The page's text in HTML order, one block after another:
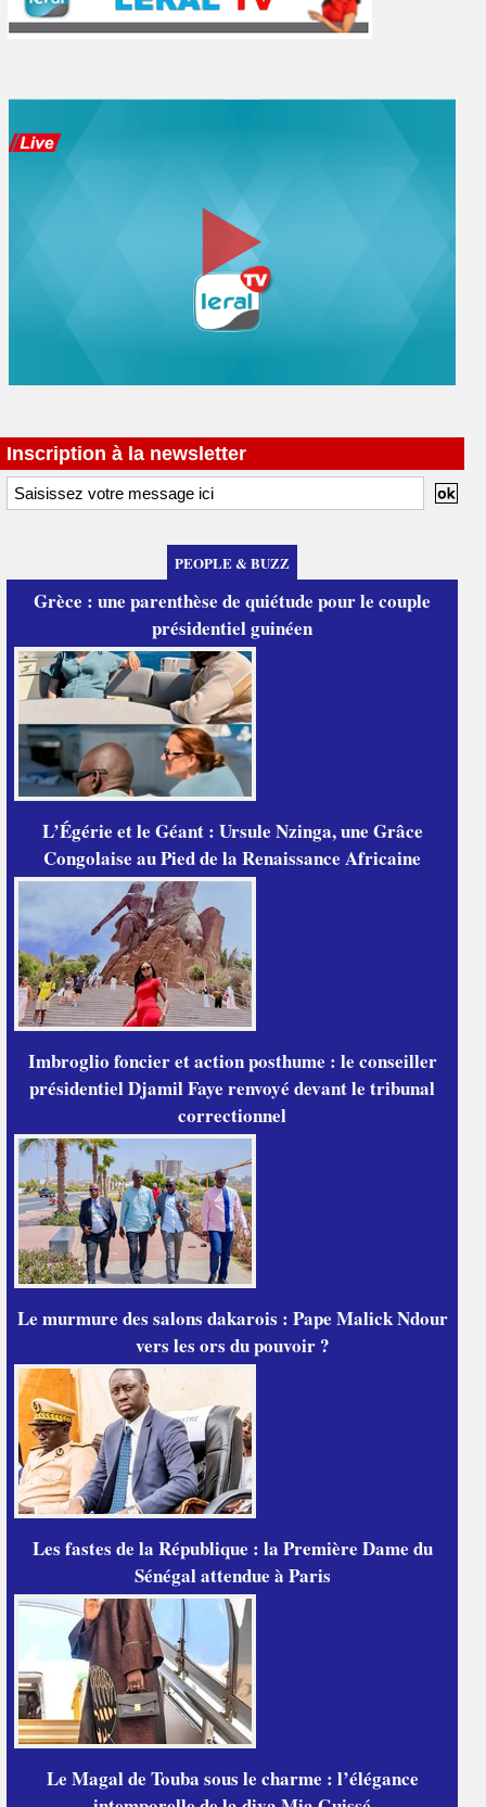
Inscription à la newsletter
PEOPLE & BUZZ
Grèce : une parenthèse de quiétude pour le couple
présidentiel guinéen
L’Égérie et le Géant : Ursule Nzinga, une Grâce
Congolaise au Pied de la Renaissance Africaine
Imbroglio foncier et action posthume : le conseiller
présidentiel Djamil Faye renvoyé devant le tribunal
correctionnel
Le murmure des salons dakarois : Pape Malick Ndour
vers les ors du pouvoir ?
Les fastes de la République : la Première Dame du
Sénégal attendue à Paris
Le Magal de Touba sous le charme : l’élégance